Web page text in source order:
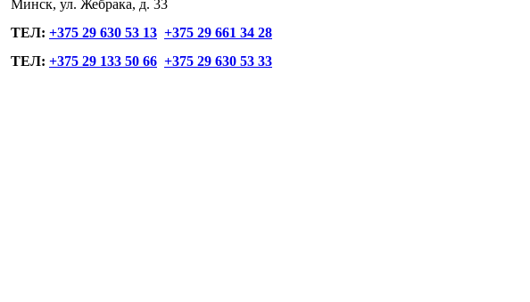
Минск, ул. Жебрака, д. 33
ТЕЛ: +375 29 630 53 13 +375 29 661 34 28
ТЕЛ: +375 29 133 50 66 +375 29 630 53 33